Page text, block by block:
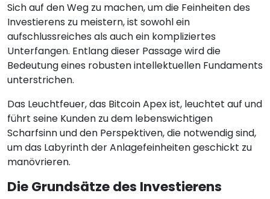
Sich auf den Weg zu machen, um die Feinheiten des
Investierens zu meistern, ist sowohl ein
aufschlussreiches als auch ein kompliziertes
Unterfangen. Entlang dieser Passage wird die
Bedeutung eines robusten intellektuellen Fundaments
unterstrichen.
Das Leuchtfeuer, das Bitcoin Apex ist, leuchtet auf und
führt seine Kunden zu dem lebenswichtigen
Scharfsinn und den Perspektiven, die notwendig sind,
um das Labyrinth der Anlagefeinheiten geschickt zu
manövrieren.
Die Grundsätze des Investierens